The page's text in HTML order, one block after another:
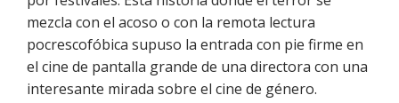
mezcla con el acoso o con la remota lectura
pocrescofóbica supuso la entrada con pie firme en
el cine de pantalla grande de una directora con una
interesante mirada sobre el cine de género.